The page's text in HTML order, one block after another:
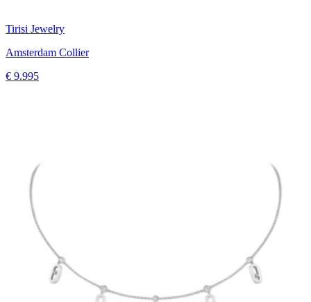
Tirisi Jewelry
Amsterdam Collier
€ 9.995